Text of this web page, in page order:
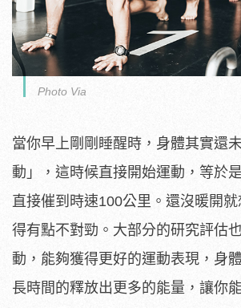
Photo Via
當你早上剛剛睡醒時，身體其實還
動」，這時候直接開始運動，等於
直接催到時速100公里。還沒暖開
得有點不對勁。大部分的研究評估
動，能夠獲得更好的運動表現，身
長時間的釋放出更多的能量，讓你